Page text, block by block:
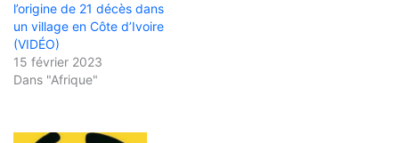
l’origine de 21 décès dans
un village en Côte d’Ivoire
(VIDÉO)
15 février 2023
Dans "Afrique"